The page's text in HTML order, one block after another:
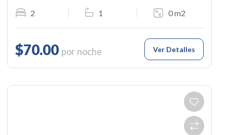
2 1 0 m2
$70.00 por noche Ver Detalles